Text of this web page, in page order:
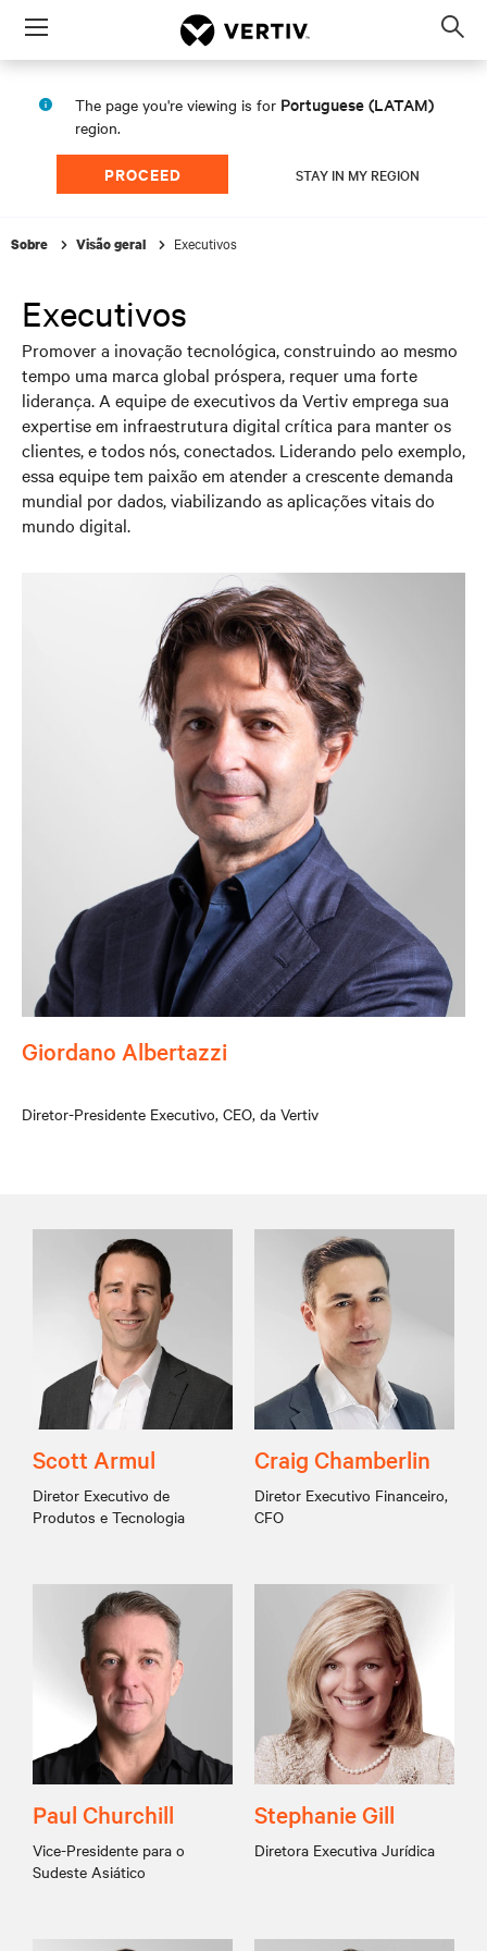
Menu
The page you're viewing is for Portuguese (LATAM)
region.
PROCEED STAY IN MY REGION
Sobre Visão geral Executivos
Executivos
Promover a inovação tecnológica, construindo ao mesmo
tempo uma marca global próspera, requer uma forte
liderança. A equipe de executivos da Vertiv emprega sua
expertise em infraestrutura digital crítica para manter os
clientes, e todos nós, conectados. Liderando pelo exemplo,
essa equipe tem paixão em atender a crescente demanda
mundial por dados, viabilizando as aplicações vitais do
mundo digital.
Giordano Albertazzi
Diretor-Presidente Executivo, CEO, da Vertiv
Scott Armul
Diretor Executivo de
Produtos e Tecnologia
Craig Chamberlin
Diretor Executivo Financeiro,
CFO
Paul Churchill
Vice-Presidente para o
Sudeste Asiático
Stephanie Gill
Diretora Executiva Jurídica